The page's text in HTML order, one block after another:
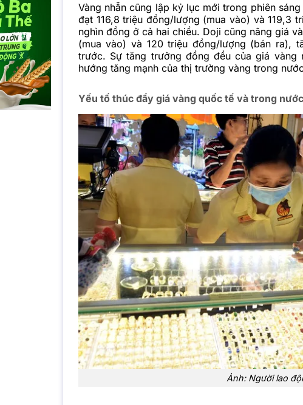
Vàng nhẫn cũng lập kỷ lục mới trong phiên
đạt 116,8 triệu đồng/lượng (mua vào) và 119,3
nghìn đồng ở cả hai chiều. Doji cũng nâng giá
(mua vào) và 120 triệu đồng/lượng (bán ra),
trước. Sự tăng trưởng đồng đều của giá vàng
hướng tăng mạnh của thị trường vàng trong
Yếu tố thúc đẩy giá vàng quốc tế và trong nước
Ảnh: Người lao